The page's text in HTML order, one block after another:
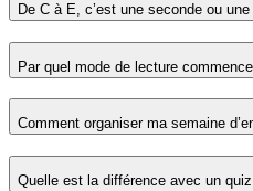
De C à E, c’est une seconde ou
Par quel mode de lecture
Comment organiser ma semaine
Quelle est la différence avec un